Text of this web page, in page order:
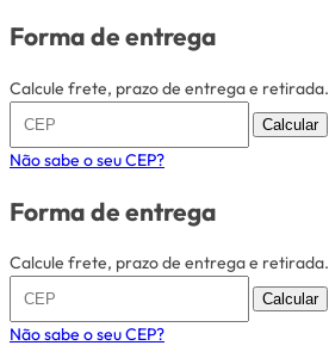
Forma de entrega
Calcule frete, prazo de entrega e retirada.
Calcular
Não sabe o seu CEP?
Forma de entrega
Calcule frete, prazo de entrega e retirada.
Calcular
Não sabe o seu CEP?